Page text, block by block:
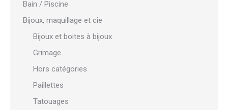
Bain / Piscine
Bijoux, maquillage et cie
Bijoux et boites à bijoux
Grimage
Hors catégories
Paillettes
Tatouages